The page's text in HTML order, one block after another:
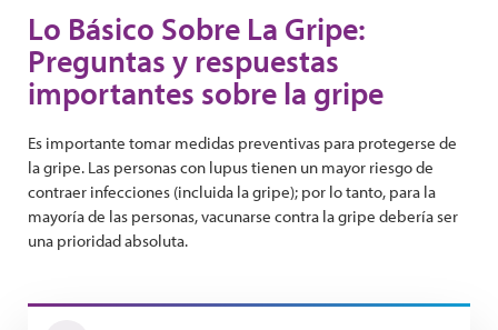
Lo Básico Sobre La Gripe:
Preguntas y respuestas
importantes sobre la gripe
Es importante tomar medidas preventivas para protegerse de
la gripe. Las personas con lupus tienen un mayor riesgo de
contraer infecciones (incluida la gripe); por lo tanto, para la
mayoría de las personas, vacunarse contra la gripe debería ser
una prioridad absoluta.